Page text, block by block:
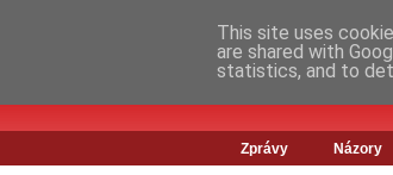
Zprávy Názory
This site uses
are shared with
statistics, and to